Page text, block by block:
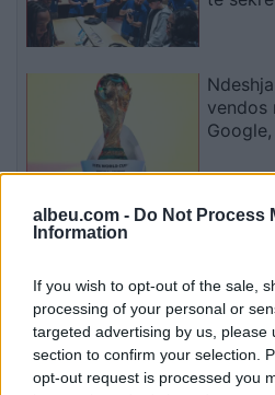
albeu.com - Do Not Process
Information
If you wish to opt-out of the sale,
processing of your personal or
targeted advertising by us, please
section to confirm your selection.
opt-out request is processed you
vendos
Kina